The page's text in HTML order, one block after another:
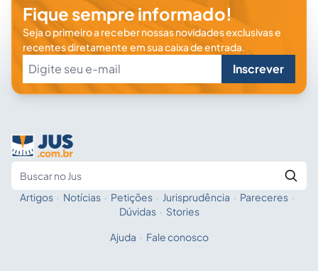
Fique sempre informado!
Seja o primeiro a receber nossas novidades exclusivas e
recentes diretamente em sua caixa de entrada.
Inscrever
Fale com a IA
Artigos · Notícias · Petições · Jurisprudência · Pareceres ·
Dúvidas · Stories
Ajuda · Fale conosco